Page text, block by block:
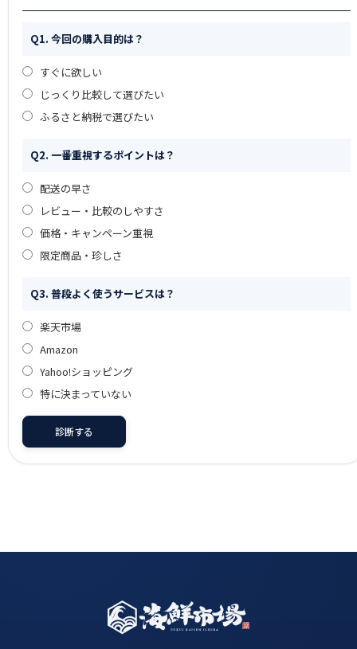
Q1. 今回の購入目的は？
すぐに欲しい
じっくり比較して選びたい
ふるさと納税で選びたい
Q2. 一番重視するポイントは？
配送の早さ
レビュー・比較のしやすさ
価格・キャンペーン重視
限定商品・珍しさ
Q3. 普段よく使うサービスは？
楽天市場
Amazon
Yahoo!ショッピング
特に決まっていない
診断する